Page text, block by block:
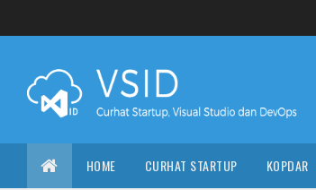
HOME CURHAT STARTUP KOPDAR